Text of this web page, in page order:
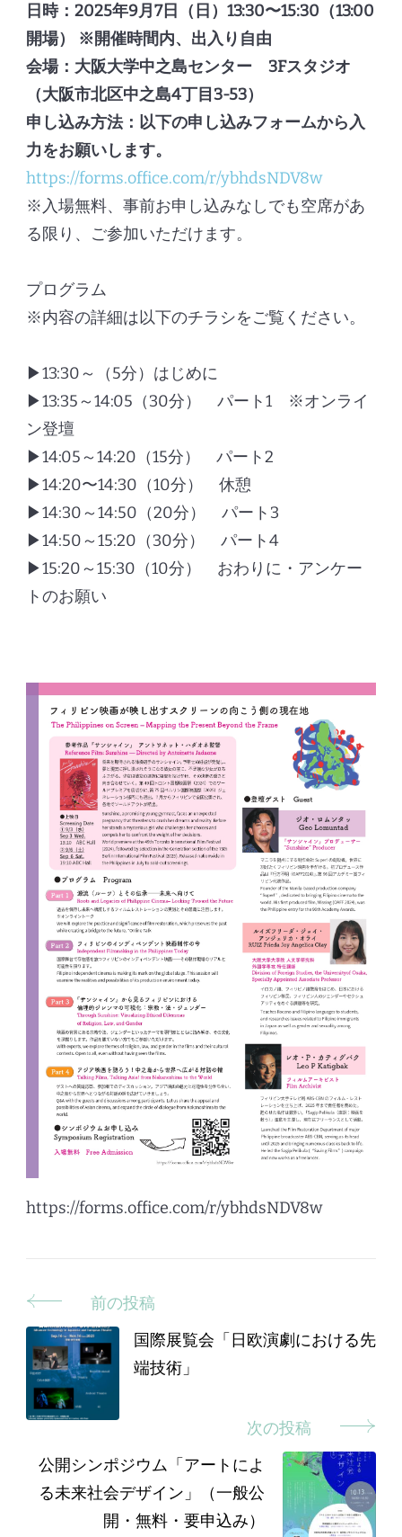
日時：2025年9月7日（日）13:30〜15:30（13:00
開場） ※開催時間内、出入り自由
会場：大阪大学中之島センター 3Fスタジオ
（大阪市北区中之島4丁目3-53）
申し込み方法：以下の申し込みフォームから入
力をお願いします。
https://forms.office.com/r/ybhdsNDV8w
※入場無料、事前お申し込みなしでも空席があ
る限り、ご参加いただけます。
プログラム
※内容の詳細は以下のチラシをご覧ください。
▶︎13:30～（5分）はじめに
▶︎13:35～14:05（30分） パート1 ※オンライ
ン登壇
▶︎14:05～14:20（15分） パート2
▶︎14:20〜14:30（10分） 休憩
▶︎14:30～14:50（20分） パート3
▶︎14:50～15:20（30分） パート4
▶︎15:20～15:30（10分） おわりに・アンケー
トのお願い
https://forms.office.com/r/ybhdsNDV8w
投
稿
ナ
ビ
ー
シ
前の投稿
国際展覧会「日欧演劇における先
端技術」
次の投稿
公開シンポジウム「アートによ
る未来社会デザイン」（一般公
開・無料・要申込み）